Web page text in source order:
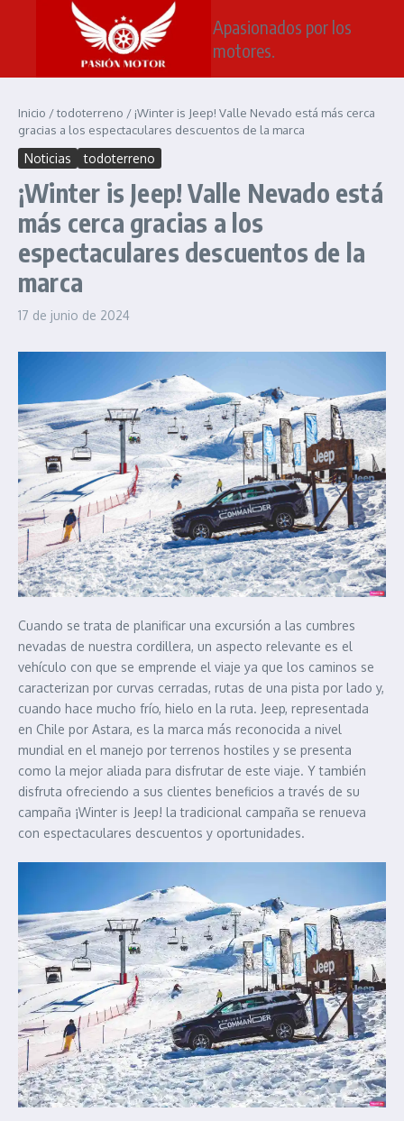
Saltar al contenido
Apasionados por los
motores.
Inicio /todoterreno / ¡Winter is Jeep! Valle Nevado está más cerca
gracias a los espectaculares descuentos de la marca
Noticias todoterreno
¡Winter is Jeep! Valle Nevado está
más cerca gracias a los
espectaculares descuentos de la
marca
17 de junio de 2024
Cuando se trata de planificar una excursión a las cumbres
nevadas de nuestra cordillera, un aspecto relevante es el
vehículo con que se emprende el viaje ya que los caminos se
caracterizan por curvas cerradas, rutas de una pista por lado y,
cuando hace mucho frío, hielo en la ruta. Jeep, representada
en Chile por Astara, es la marca más reconocida a nivel
mundial en el manejo por terrenos hostiles y se presenta
como la mejor aliada para disfrutar de este viaje. Y también
disfruta ofreciendo a sus clientes beneficios a través de su
campaña ¡Winter is Jeep! la tradicional campaña se renueva
con espectaculares descuentos y oportunidades.